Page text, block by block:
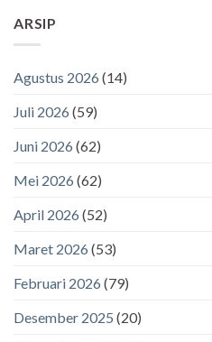
ARSIP
Agustus 2026 (14)
Juli 2026 (59)
Juni 2026 (62)
Mei 2026 (62)
April 2026 (52)
Maret 2026 (53)
Februari 2026 (79)
Desember 2025 (20)